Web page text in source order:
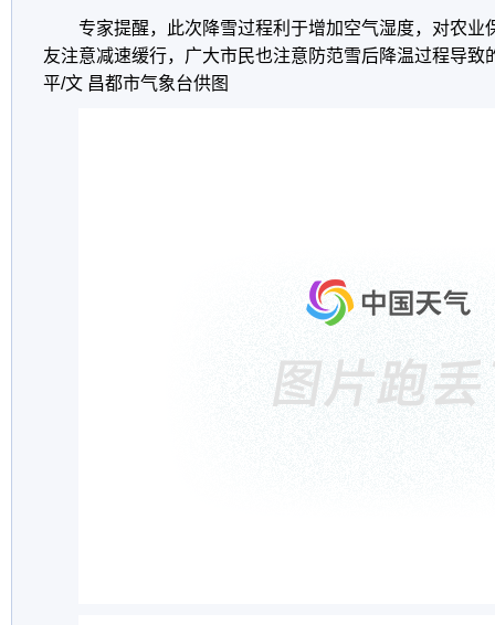
专家提醒，此次降雪过程利于增加空气湿度，对农业
友注意减速缓行，广大市民也注意防范雪后降温过程导致
平/文 昌都市气象台供图